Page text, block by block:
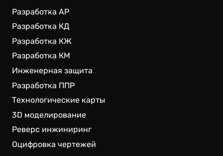
Разработка АР
Разработка КД
Разработка КЖ
Разработка КМ
Инженерная защита
Разработка ППР
Технологические карты
3D моделирование
Реверс инжиниринг
Оцифровка чертежей